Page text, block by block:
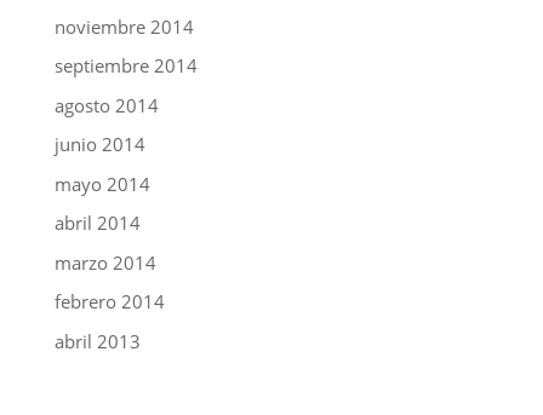
noviembre 2014
septiembre 2014
agosto 2014
junio 2014
mayo 2014
abril 2014
marzo 2014
febrero 2014
abril 2013